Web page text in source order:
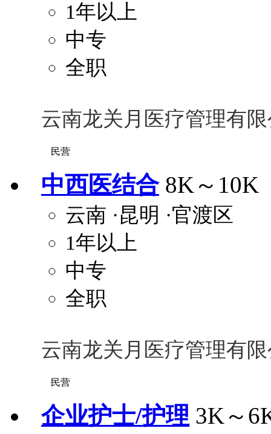
1年以上
中专
全职
云南龙关月医疗管理有
民营
中西医结合 8K～10K
云南 ·昆明 ·官渡区
1年以上
中专
全职
云南龙关月医疗管理有
民营
企业护士/护理 3K～